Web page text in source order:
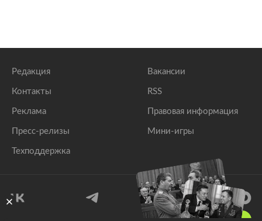
Редакция
Контакты
Реклама
Пресс-релизы
Техподдержка
Вакансии
RSS
Правовая информация
Мини-игры